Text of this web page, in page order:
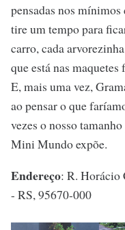
pensadas nos
tire um tempo para
carro, cada
que está nas
E, mais uma vez,
ao pensar o que
vezes o nosso
Mini Mundo expõe.
Endereço: R. Horácio
- RS, 95670-000